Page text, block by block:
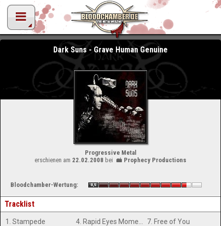
Dark Suns - Grave Human Genuine
Progressive Metal
erschienen am 22.02.2008 bei Prophecy Productions
Bloodchamber-Wertung:
Tracklist
1. Stampede
7. Free of You